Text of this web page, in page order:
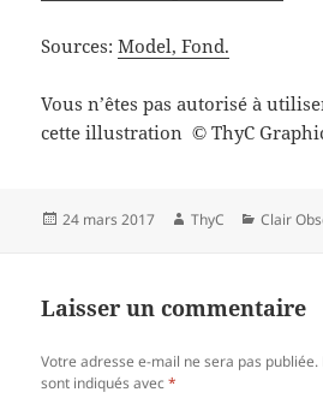
Sources:Model,Fond.
Vous n’êtes pas autorisé à
cette illustration©ThyC
Publié
24 mars 2017 Auteur
ThyC Clair
Laisser un commentaire
Votre adresse e-mail ne sera pas publiée.
sont indiqués avec*